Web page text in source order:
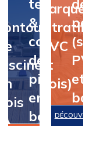
terrasse
&
contour
de
piscine
en
bois
contour
de
piscine
en
bois
de
et
PVC
et
bois)